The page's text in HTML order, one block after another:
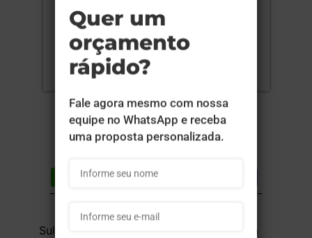
Lista de desejos
Sulfite 75g - 1x1 - A5 - 14,8x21 cm - Sem